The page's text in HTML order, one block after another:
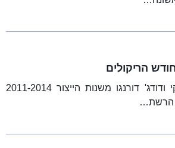
בעלי ג'יפ גרנד צ'ירוקי ודודג' דורנגו משנות הייצור 2011-2014
הרשת…